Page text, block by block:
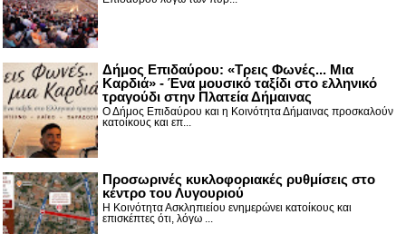
Δήμος Επιδαύρου: «Τρεις Φωνές... Μια
Καρδιά» - Ένα μουσικό ταξίδι στο ελληνικό
τραγούδι στην Πλατεία Δήμαινας
Ο Δήμος Επιδαύρου και η Κοινότητα Δήμαινας προσκαλούν
κατοίκους και επ...
Προσωρινές κυκλοφοριακές ρυθμίσεις στο
κέντρο του Λυγουριού
Η Κοινότητα Ασκληπιείου ενημερώνει κατοίκους και
επισκέπτες ότι, λόγω ...